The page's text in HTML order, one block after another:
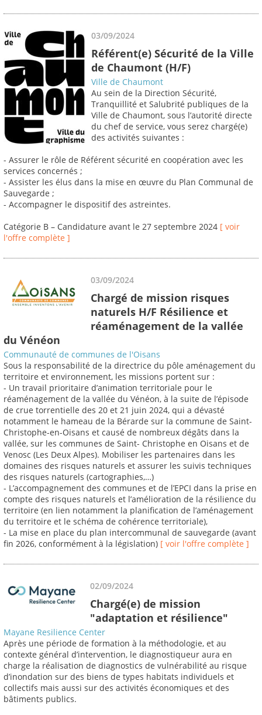
03/09/2024
Référent(e) Sécurité de la Ville
de Chaumont (H/F)
Ville de Chaumont
Au sein de la Direction Sécurité,
Tranquillité et Salubrité publiques de la
Ville de Chaumont, sous l’autorité directe
du chef de service, vous serez chargé(e)
des activités suivantes :
- Assurer le rôle de Référent sécurité en coopération avec les
services concernés ;
- Assister les élus dans la mise en œuvre du Plan Communal de
Sauvegarde ;
- Accompagner le dispositif des astreintes.
Catégorie B – Candidature avant le 27 septembre 2024 [ voir
l'offre complète ]
03/09/2024
Chargé de mission risques
naturels H/F Résilience et
réaménagement de la vallée
du Vénéon
Communauté de communes de l'Oisans
Sous la responsabilité de la directrice du pôle aménagement du
territoire et environnement, les missions portent sur :
- Un travail prioritaire d’animation territoriale pour le
réaménagement de la vallée du Vénéon, à la suite de l’épisode
de crue torrentielle des 20 et 21 juin 2024, qui a dévasté
notamment le hameau de la Bérarde sur la commune de Saint-
Christophe-en-Oisans et causé de nombreux dégâts dans la
vallée, sur les communes de Saint- Christophe en Oisans et de
Venosc (Les Deux Alpes). Mobiliser les partenaires dans les
domaines des risques naturels et assurer les suivis techniques
des risques naturels (cartographies,…)
- L’accompagnement des communes et de l’EPCI dans la prise en
compte des risques naturels et l’amélioration de la résilience du
territoire (en lien notamment la planification de l’aménagement
du territoire et le schéma de cohérence territoriale),
- La mise en place du plan intercommunal de sauvegarde (avant
fin 2026, conformément à la législation) [ voir l'offre complète ]
02/09/2024
Chargé(e) de mission
"adaptation et résilience"
Mayane Resilience Center
Après une période de formation à la méthodologie, et au
contexte général d’intervention, le diagnostiqueur aura en
charge la réalisation de diagnostics de vulnérabilité au risque
d’inondation sur des biens de types habitats individuels et
collectifs mais aussi sur des activités économiques et des
bâtiments publics.